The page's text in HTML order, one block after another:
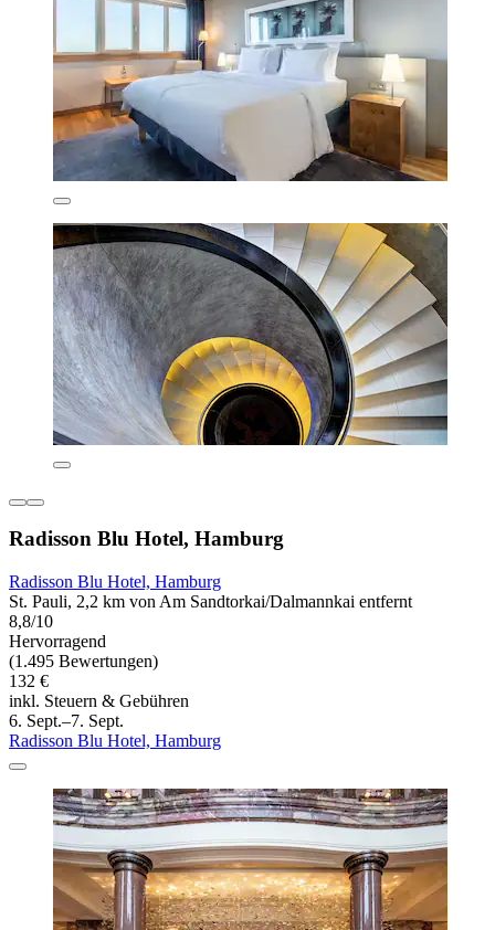
Radisson Blu Hotel, Hamburg
Radisson Blu Hotel, Hamburg
St. Pauli, 2,2 km von Am Sandtorkai/Dalmannkai entfernt
8,8/10
Hervorragend
(1.495 Bewertungen)
132 €
inkl. Steuern & Gebühren
6. Sept.–7. Sept.
Radisson Blu Hotel, Hamburg